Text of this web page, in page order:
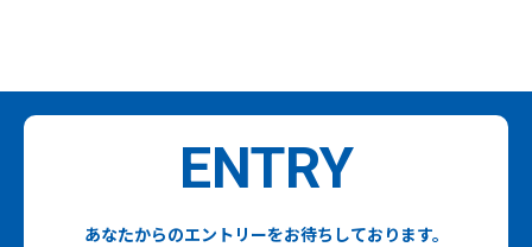
ENTRY
あなたからのエントリーをお待ちしております。